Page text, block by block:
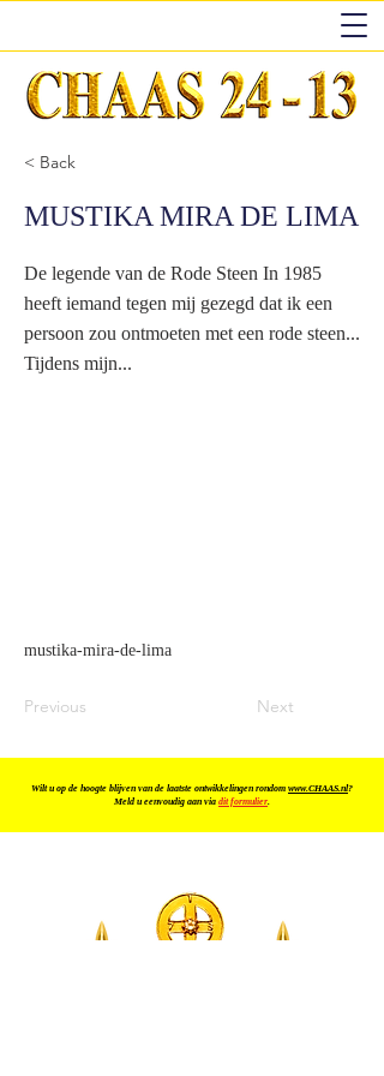
< Back
MUSTIKA MIRA DE LIMA
De legende van de Rode Steen In 1985
heeft iemand tegen mij gezegd dat ik een
persoon zou ontmoeten met een rode steen...
Tijdens mijn...
mustika-mira-de-lima
Previous Next
Wilt u op de hoogte blijven van de laatste ontwikkelingen rondom www.CHAAS.nl?
Meld u eenvoudig aan via dit formulier.